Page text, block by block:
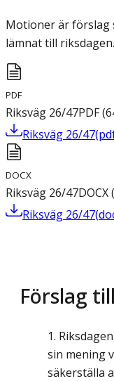
Motioner är förslag
lämnat till riksdagen.
PDF
Riksväg 26/47PDF(
Riksväg 26/47(
DOCX
Riksväg 26/47DOCX(
Riksväg 26/47(
Förslag
sin mening
säkerställa